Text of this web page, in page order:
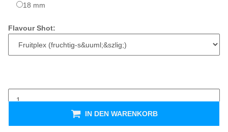
18 mm
Flavour Shot:
IN DEN WARENKORB